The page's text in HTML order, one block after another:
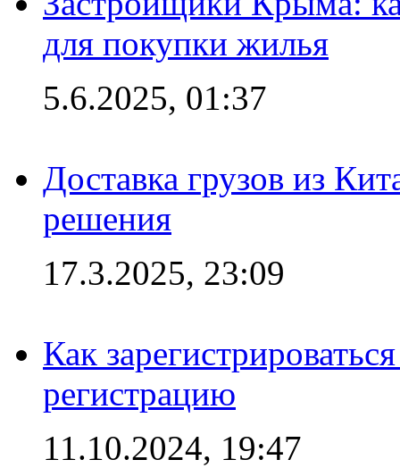
для покупки жилья
5.6.2025, 01:37
Доставка грузов из
решения
17.3.2025, 23:09
Как
регистрацию
11.10.2024, 19:47